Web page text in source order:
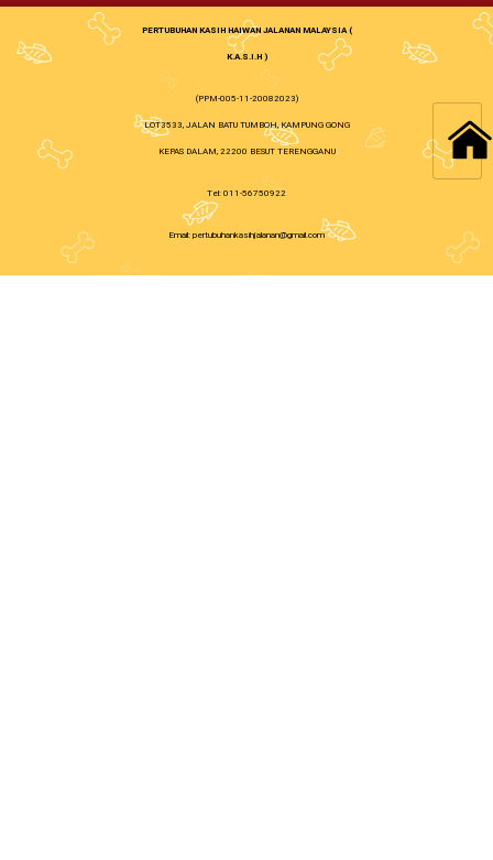
PERTUBUHAN KASIH HAIWAN JALANAN MALAYSIA (
K.A.S.I.H )
(PPM-005-11-20082023)
LOT3533, JALAN BATU TUMBOH, KAMPUNG GONG
KEPAS DALAM, 22200 BESUT TERENGGANU
Tel: 011-56750922
Email: pertubuhankasihjalanan@gmail.com